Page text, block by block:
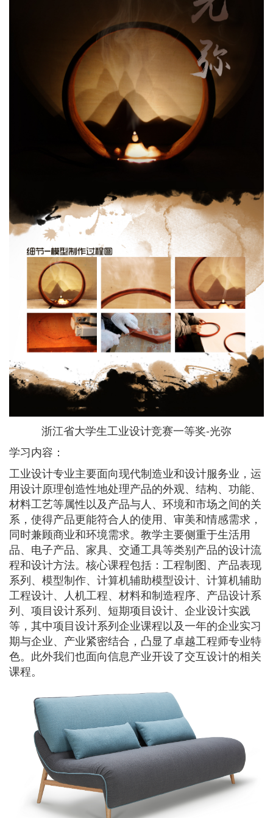
浙江省大学生工业设计竞赛一等奖-光弥
学习内容：
工业设计专业主要面向现代制造业和设计服务业，运
用设计原理创造性地处理产品的外观、结构、功能、
材料工艺等属性以及产品与人、环境和市场之间的关
系，使得产品更能符合人的使用、审美和情感需求，
同时兼顾商业和环境需求。教学主要侧重于生活用
品、电子产品、家具、交通工具等类别产品的设计流
程和设计方法。核心课程包括：工程制图、产品表现
系列、模型制作、计算机辅助模型设计、计算机辅助
工程设计、人机工程、材料和制造程序、产品设计系
列、项目设计系列、短期项目设计、企业设计实践
等，其中项目设计系列企业课程以及一年的企业实习
期与企业、产业紧密结合，凸显了卓越工程师专业特
色。此外我们也面向信息产业开设了交互设计的相关
课程。